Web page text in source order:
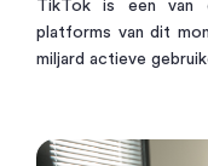
TikTok is een van
platforms van dit
miljard actieve